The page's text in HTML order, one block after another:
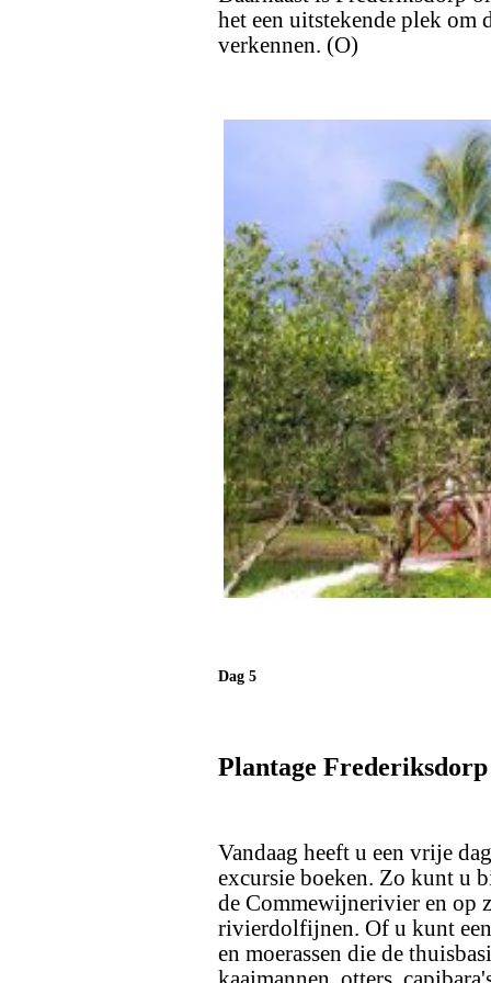
het een uitstekende plek om
verkennen. (O)
Dag 5
Plantage
Vandaag heeft u een vrije
excursie boeken. Zo kunt u
de Commewijnerivier en op
rivierdolfijnen. Of u kunt
en moerassen die de